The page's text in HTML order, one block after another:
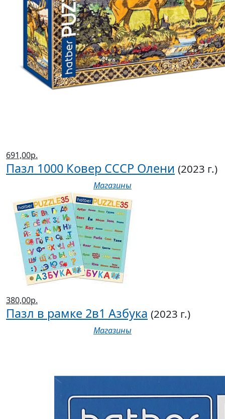
691,00р.
Пазл 1000 Ковер СССР Олени (2023 г.)
Магазины
380,00р.
Пазл в рамке 2в1 Азбука (2023 г.)
Магазины